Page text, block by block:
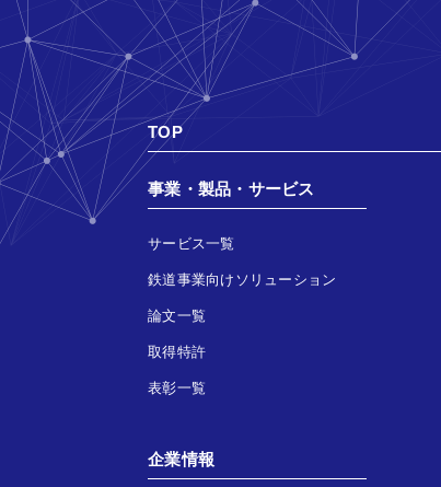
TOP
事業・製品・サービス
サービス一覧
鉄道事業向けソリューション
論文一覧
取得特許
表彰一覧
企業情報